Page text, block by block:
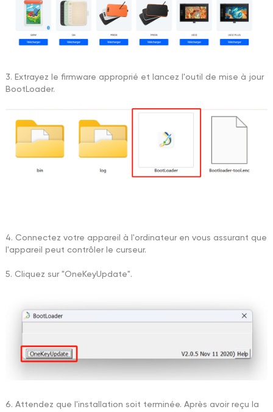
3. Extrayez le firmware approprié et lancez l'outil de mise à jour
BootLoader.
4. Connectez votre appareil à l'ordinateur en vous assurant que
l'appareil peut contrôler le curseur.
5. Cliquez sur "OneKeyUpdate".
6. Attendez que l'installation soit terminée. Après avoir reçu la